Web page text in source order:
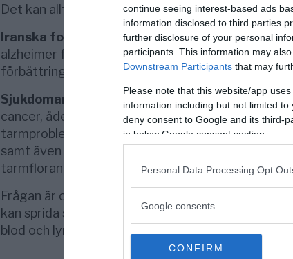
continue seeing interest-based ads
information disclosed to third parties
further disclosure of your personal
participants. This information may
Downstream Participants that may
Please note that this website/app
information including but not limited
deny consent to Google and its third-
in below Google consent section.
Personal Data Processing Opt
Google consents
CONFIRM
Det kan alltså råda en omvänd kausalitet.
Iranska forskare
som ordinerat probiotika till
alzheimer fann att redan efter tolv veckor
förbättring i kognitiva förmåga.
Sjukdomar
som diabetes, hjärt- och
cancer, åderförkalkning, Crohns sjukdom,
tarmproblem som IBS och ulcerös colit,
samt även ledgångsreumatism kan alla
tarmfloran.
Frågan är om icke önskvärda eller patologiska
kan sprida sig från tarmen till de inre vävnaderna,
blod och lymfa.